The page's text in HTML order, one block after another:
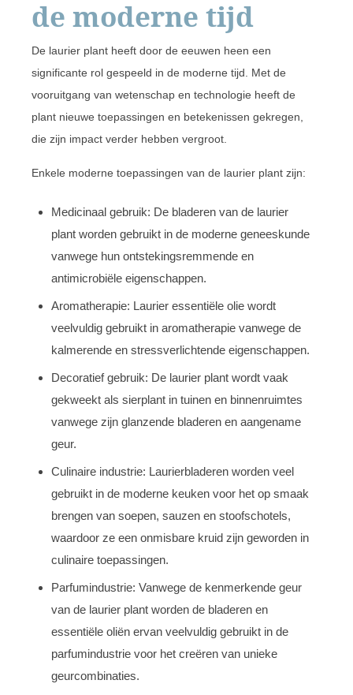
de moderne tijd
De laurier plant heeft door de eeuwen heen een
significante rol gespeeld in de moderne tijd. Met de
vooruitgang van wetenschap en technologie heeft de
plant nieuwe toepassingen en betekenissen gekregen,
die zijn impact verder hebben vergroot.
Enkele moderne toepassingen van de laurier plant zijn:
Medicinaal gebruik: De bladeren van de laurier
plant worden gebruikt in de moderne geneeskunde
vanwege hun ontstekingsremmende en
antimicrobiële eigenschappen.
Aromatherapie: Laurier essentiële olie wordt
veelvuldig gebruikt in aromatherapie vanwege de
kalmerende en stressverlichtende eigenschappen.
Decoratief gebruik: De laurier plant wordt vaak
gekweekt als sierplant in tuinen en binnenruimtes
vanwege zijn glanzende bladeren en aangename
geur.
Culinaire industrie: Laurierbladeren worden veel
gebruikt in de moderne keuken voor het op smaak
brengen van soepen, sauzen en stoofschotels,
waardoor ze een onmisbare kruid zijn geworden in
culinaire toepassingen.
Parfumindustrie: Vanwege de kenmerkende geur
van de laurier plant worden de bladeren en
essentiële oliën ervan veelvuldig gebruikt in de
parfumindustrie voor het creëren van unieke
geurcombinaties.